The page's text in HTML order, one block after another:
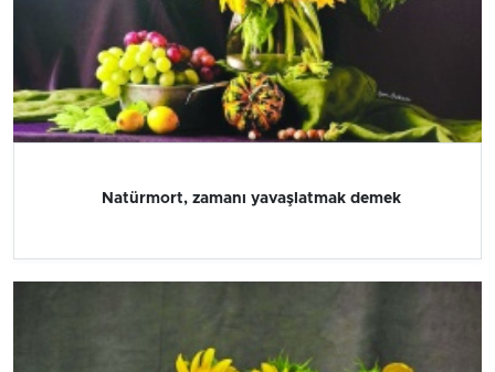
Natürmort, zamanı yavaşlatmak demek